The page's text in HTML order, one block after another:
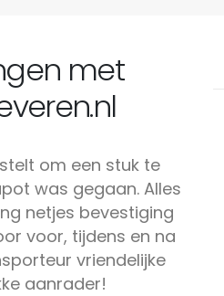
met
om een stuk te
was gegaan. Alles
netjes bevestiging
voor, tijdens en na
vriendelijke
aanrader!